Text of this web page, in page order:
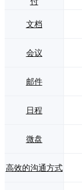
文档
会议
邮件
日程
微盘
高效的沟通方式